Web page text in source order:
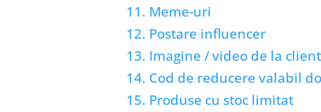
11. Meme-uri
12. Postare influencer
13. Imagine / video de la
14. Cod de reducere valabil
15. Produse cu stoc limitat